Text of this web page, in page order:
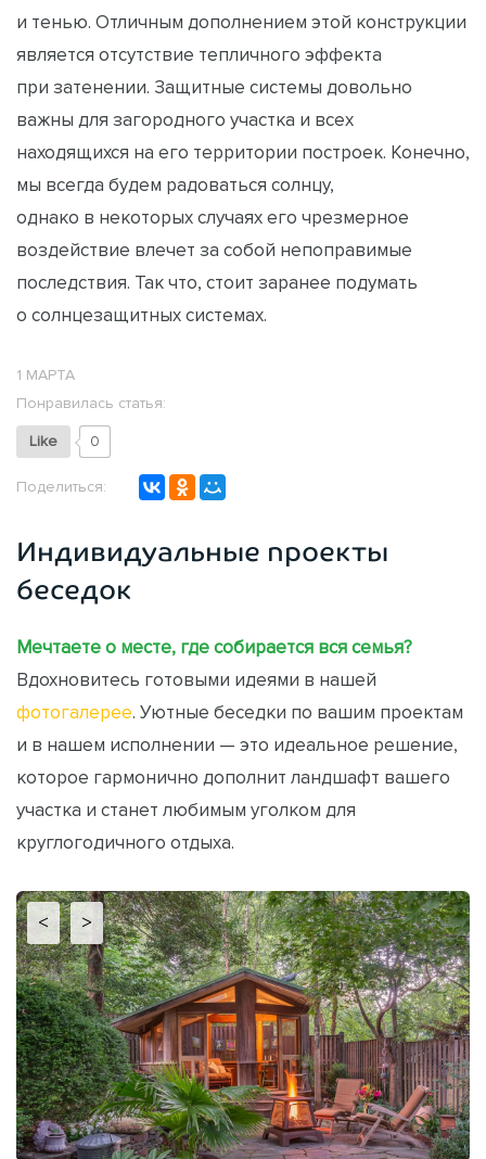
и тенью. Отличным дополнением этой конструкции
является отсутствие тепличного эффекта
при затенении. Защитные системы довольно
важны для загородного участка и всех
находящихся на его территории построек. Конечно,
мы всегда будем радоваться солнцу,
однако в некоторых случаях его чрезмерное
воздействие влечет за собой непоправимые
последствия. Так что, стоит заранее подумать
о солнцезащитных системах.
1 МАРТА
Понравилась статья:
Like 0
Поделиться:
Индивидуальные проекты
беседок
Мечтаете о месте, где собирается вся семья?
Вдохновитесь готовыми идеями в нашей
фотогалерее . Уютные беседки по вашим проектам
и в нашем исполнении — это идеальное решение,
которое гармонично дополнит ландшафт вашего
участка и станет любимым уголком для
круглогодичного отдыха.
< >